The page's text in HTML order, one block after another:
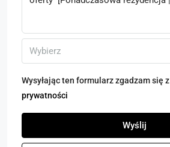
Wybierz
Wysyłając ten formularz zgadzam się z
prywatności
Wyślij